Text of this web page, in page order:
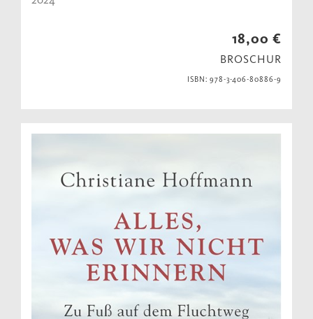
18,00 €
BROSCHUR
ISBN: 978-3-406-80886-9